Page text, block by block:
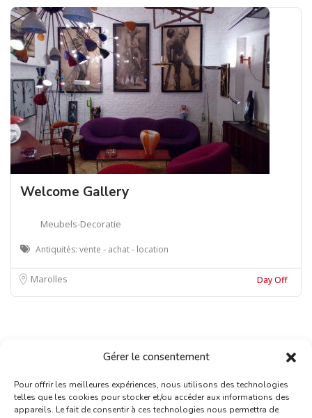
Gérer le consentement
Pour offrir les meilleures expériences, nous utilisons des technologies
telles que les cookies pour stocker et/ou accéder aux informations des
appareils. Le fait de consentir à ces technologies nous permettra de
Welcome Gallery
Meubels-Decoratie
Antiquités: vente - achat - location
Marolles Day Off